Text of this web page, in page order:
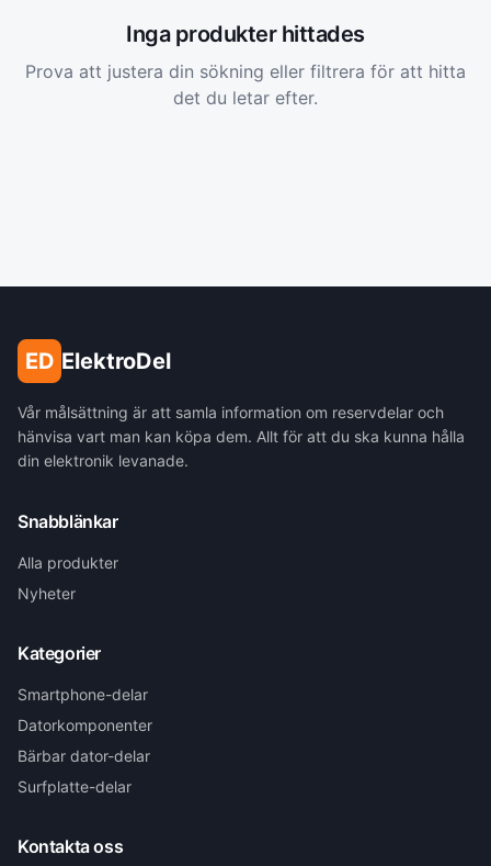
Inga produkter hittades
Prova att justera din sökning eller filtrera för att hitta
det du letar efter.
ED ElektroDel
Vår målsättning är att samla information om reservdelar och
hänvisa vart man kan köpa dem. Allt för att du ska kunna hålla
din elektronik levanade.
Snabblänkar
Alla produkter
Nyheter
Kategorier
Smartphone-delar
Datorkomponenter
Bärbar dator-delar
Surfplatte-delar
Kontakta oss